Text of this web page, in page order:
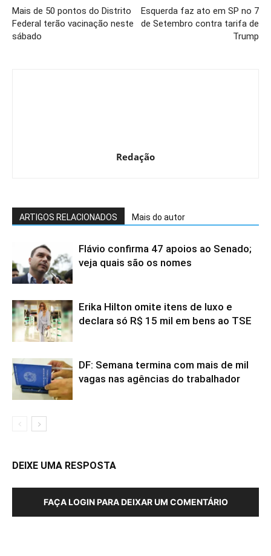
Mais de 50 pontos do Distrito
Federal terão vacinação neste
sábado
Esquerda faz ato em SP no 7
de Setembro contra tarifa de
Trump
Redação
ARTIGOS RELACIONADOS Mais do autor
Flávio confirma 47 apoios ao Senado;
veja quais são os nomes
Erika Hilton omite itens de luxo e
declara só R$ 15 mil em bens ao TSE
DF: Semana termina com mais de mil
vagas nas agências do trabalhador
DEIXE UMA RESPOSTA
FAÇA LOGIN PARA DEIXAR UM COMENTÁRIO